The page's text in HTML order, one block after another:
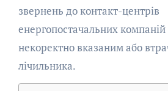
звернень до контакт-центрів
енергопостачальних компаній
некоректно вказаним або
лічильника.